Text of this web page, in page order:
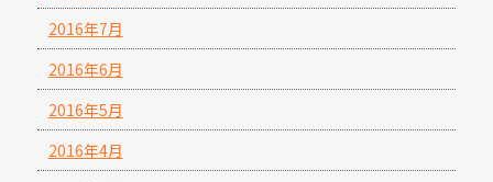
2016年7月
2016年6月
2016年5月
2016年4月